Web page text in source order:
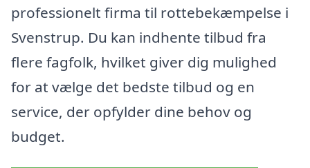
professionelt firma til rottebekæmpelse i
Svenstrup. Du kan indhente tilbud fra
flere fagfolk, hvilket giver dig mulighed
for at vælge det bedste tilbud og en
service, der opfylder dine behov og
budget.